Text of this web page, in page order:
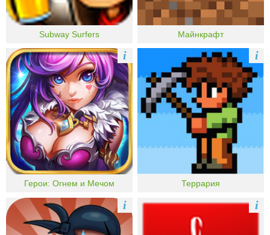
Subway Surfers Майнкрафт
Герои: Огнем и Мечом
i
Террария
i
i i